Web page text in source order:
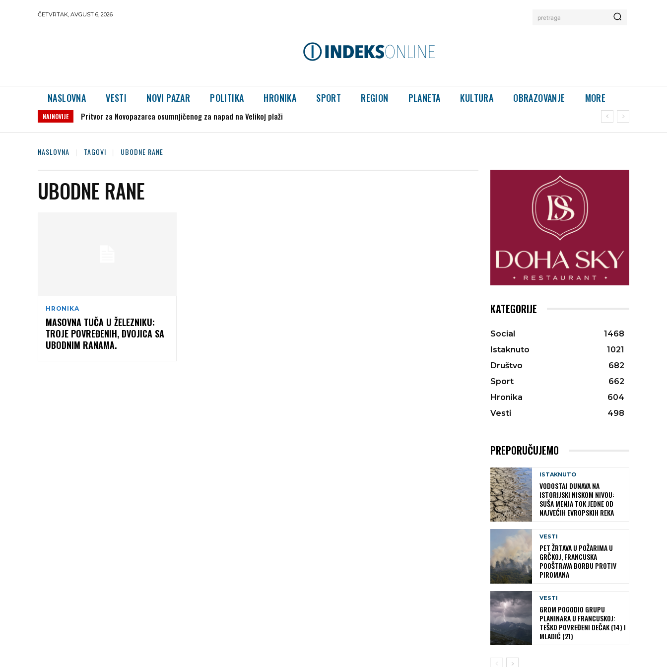
ČETVRTAK, AVGUST 6, 2026 pretraga
NASLOVNA VESTI NOVI PAZAR POLITIKA HRONIKA SPORT REGION PLANETA KULTURA OBRAZOVANJE MORE
NAJNOVIJE Pritvor za Novopazarca osumnjičenog za napad na Velikoj plaži
NASLOVNA TAGOVI UBODNE RANE
UBODNE RANE
HRONIKA
MASOVNA TUČA U ŽELEZNIKU:
TROJE POVREĐENIH, DVOJICA SA
UBODNIM RANAMA.
KATEGORIJE
Social
1468
Istaknuto
1021
Društvo
682
Sport
662
Hronika
604
Vesti
498
PREPORUČUJEMO
ISTAKNUTO
VODOSTAJ DUNAVA NA
ISTORIJSKI NISKOM NIVOU:
SUŠA MENJA TOK JEDNE OD
NAJVEĆIH EVROPSKIH REKA
VESTI
PET ŽRTAVA U POŽARIMA U
GRČKOJ, FRANCUSKA
POOŠTRAVA BORBU PROTIV
PIROMANA
VESTI
GROM POGODIO GRUPU
PLANINARA U FRANCUSKOJ:
TEŠKO POVREĐENI DEČAK (14) I
MLADIĆ (21)